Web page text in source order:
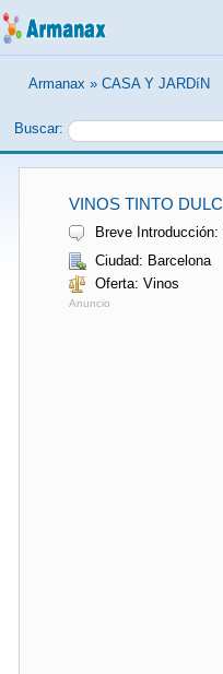
Armanax » CASA Y JARDíN
Buscar:
VINOS TINTO
Breve Introducción:
Ciudad: Barcelona
Oferta: Vinos
Anuncio